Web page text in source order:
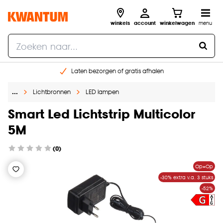
winkels account winkelwagen menu
Laten bezorgen of gratis afhalen
Gratis raam advies en opmeten aan huis
… Lichtbronnen LED lampen
Smart Led Lichtstrip Multicolor
5M
(0)
Op=Op
-30% extra v.a. 3 stuks
-52%